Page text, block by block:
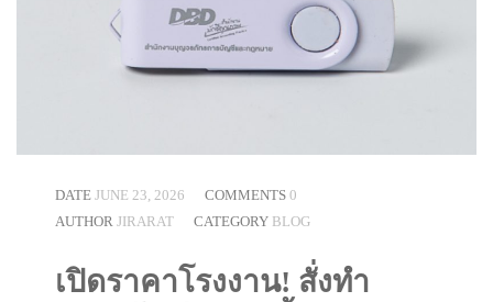
DATE JUNE 23, 2026 COMMENTS 0
AUTHOR JIRARAT CATEGORY BLOG
เปิดราคาโรงงาน! สั่งทำ